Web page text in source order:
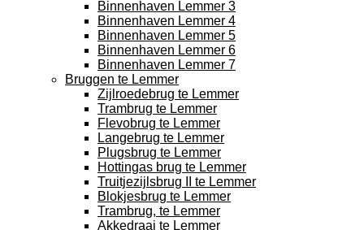
Binnenhaven Lemmer 3
Binnenhaven Lemmer 4
Binnenhaven Lemmer 5
Binnenhaven Lemmer 6
Binnenhaven Lemmer 7
Bruggen te Lemmer
Zijlroedebrug te Lemmer
Trambrug te Lemmer
Flevobrug te Lemmer
Langebrug te Lemmer
Plugsbrug te Lemmer
Hottingas brug te Lemmer
Truitjezijlsbrug II te Lemmer
Blokjesbrug te Lemmer
Trambrug, te Lemmer
Akkedraai te Lemmer